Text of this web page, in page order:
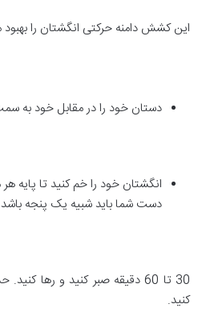
این کشش دامنه حرکتی انگشتان را
دستان خود را در مقابل خود به
انگشتان خود را خم کنید تا
دست شما باید شبیه یک پنجه
30 تا 60 دقیقه صبر کنید و رها
کنید.